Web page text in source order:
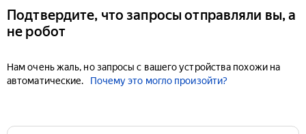
Подтвердите, что запросы отправляли вы, а
не робот
Нам очень жаль, но запросы с вашего устройства похожи на
автоматические.
Почему это могло произойти?